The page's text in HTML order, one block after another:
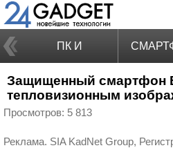
ПК И
НОУТБУКИ
Защищенный смартфон
тепловизионным
Просмотров: 5 813
Реклама. SIA KadNet Group,